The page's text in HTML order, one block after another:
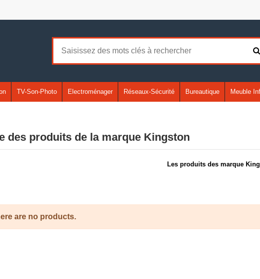
TV-Son-Photo Electroménager Réseaux-Sécurité Bureautique Meuble
des produits de la marque Kingston
Les produits des marque
are no products.